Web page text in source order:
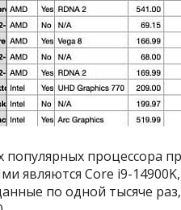
процессора
являются Core i9-
по одной тысяче